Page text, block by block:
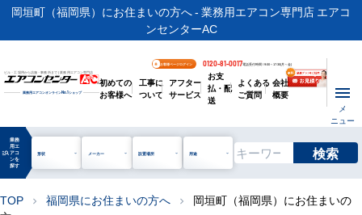
岡垣町（福岡県）にお住まいの方へ - 業務用エアコン専門店 エアコ
ンセンターAC
ビル・工場用から店舗・事務所まで | 業務用エアコン専門店
業務用エアコンオンラインNo.1ショップ
お客様ページログイン 0120-81-0017電話受付時間 / 9:00～17:30(月～金)
初めての
お客様へ
工事に
ついて
アフター
サービス
お支
払・配
送
よくある
ご質問
会社
概要
メ
ニュー
manage_search
業務
用エ
アコ
ンを
探す
形状 メーカー 設置場所 用途 検索
TOP chevron_right 福岡県にお住まいの方へ chevron_right
岡垣町（福岡県）にお住まいの